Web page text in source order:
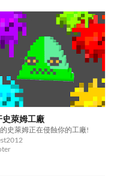
史萊姆工廠
史萊姆正在侵蝕你的工廠!